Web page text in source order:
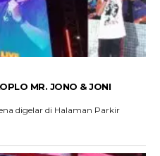
MR. JONO & JONI
digelar di Halaman Parkir